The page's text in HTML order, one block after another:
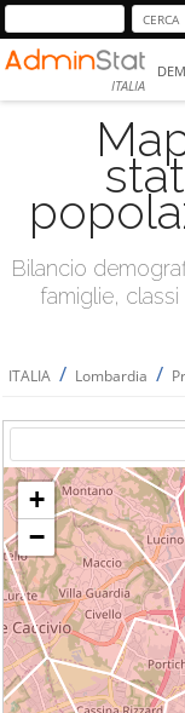
ITALIA
Bilancio
famiglie,
ITALIA / Lombardia /